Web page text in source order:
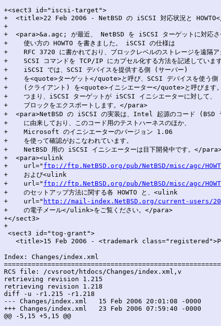
+<sect3 id="iscsi-target">
+  <title>22 Feb 2006 - NetBSD の iSCSI 対応状況と
+
+  <para>&a.agc; が最近、 NetBSD を iSCSI ターゲットに対応さ
+    使い方の HOWTO を書きました。 iSCSI の仕様は
+    RFC 3720 に書かれており、ブロックレベルのストレージを遠隔ア
+    SCSI コマンドを TCP/IP にカプセル化する方法を記述していま
+    iSCSI では、SCSI デバイスを提供する側 (サーバー)
+    を<quote>ターゲット</quote>と呼び、SCSI デバイスを使う側
+    (クライアント) を<quote>イニシエーター</quote>と呼びます
+    つまり、iSCSI ターゲットが iSCSI イニシエーターに対して、
+    ブロックをエクスポートします。</para>
+  <para>NetBSD の iSCSI の実装は、Intel 起源のコード (BSD
+    に由来しており、このコード用のテストハーネスのほか、
+    Microsoft のイニシエーターのバージョン 1.06
+    を使って確認がおこなわれています。
+    NetBSD 用の iSCSI イニシエーターは目下開発中です。</
+  <para><ulink
+    url=" ftp://ftp.NetBSD.org/pub/NetBSD/misc/agc/
+    および<ulink
+    url=" ftp://ftp.NetBSD.org/pub/NetBSD/misc/agc/
+    のセットアップ方法に関する各 HOWTO と、<ulink
+    url=" http://mail-index.NetBSD.org/current-users/
+    の電子メール</ulink>をご覧ください。</para>
+</sect3>
+
<sect3 id="tog-grant">
<title>15 Feb 2006 - <trademark
Index: Changes/index.xml
RCS file: /cvsroot/htdocs/Changes/index.xml,v
retrieving revision 1.215
retrieving revision 1.218
diff -u -r1.215 -r1.218
--- Changes/index.xml	15 Feb 2006 20:01:08 -0000	1.215
+++ Changes/index.xml	23 Feb 2006 07:59:40 -0000	1.218
@@ -5,15 +5,15 @@